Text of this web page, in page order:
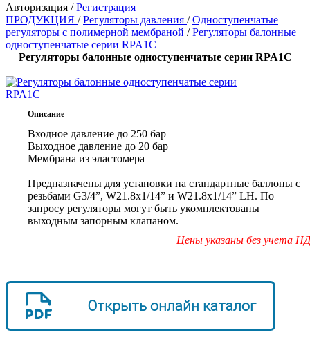
Авторизация /Регистрация
ПРОДУКЦИЯ /Регуляторы давления /Одноступенчатые
регуляторы с полимерной мембраной /Регуляторы балонные
одноступенчатые серии RPA1C
Регуляторы балонные одноступенчатые серии RPA1C
Описание
Входное давление до 250 бар
Выходное давление до 20 бар
Мембрана из эластомера
Предназначены для установки на стандартные баллоны с
резьбами G3/4”, W21.8x1/14” и W21.8x1/14” LH. По
запросу регуляторы могут быть укомплектованы
выходным запорным клапаном.
Цены указаны без учета
Открыть онлайн каталог